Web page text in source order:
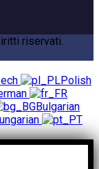
riservati.
Polish
Bulgarian